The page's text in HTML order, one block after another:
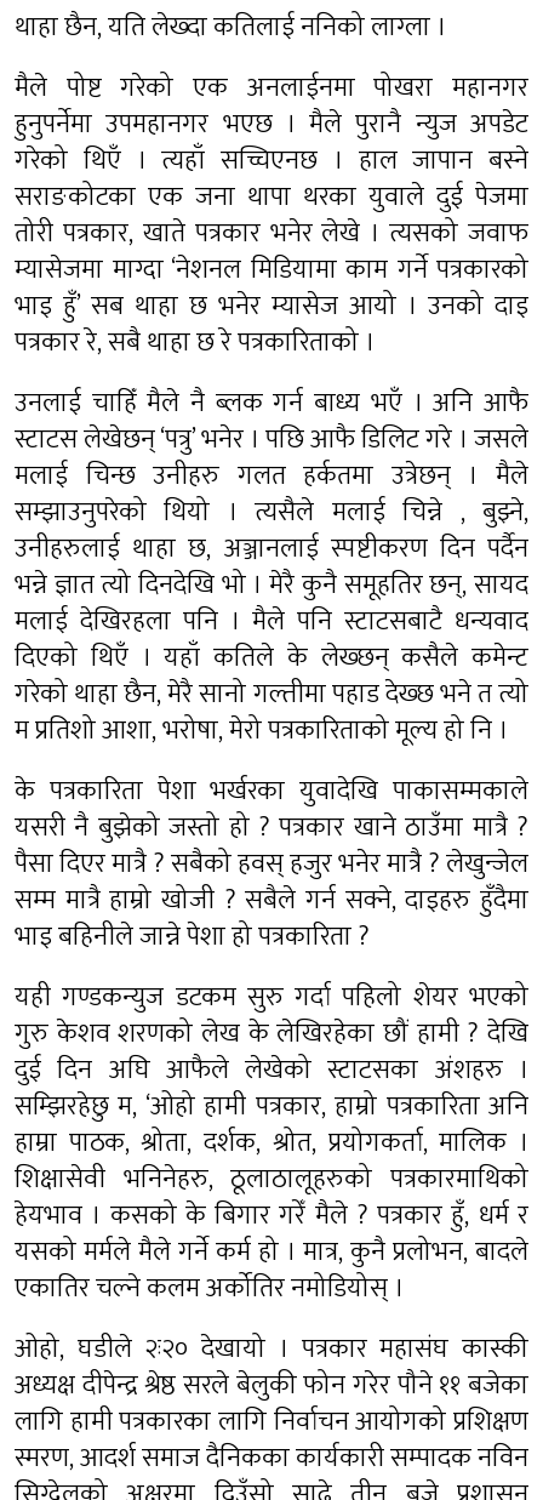
थाहा छैन, यति लेख्दा कतिलाई ननिको लाग्ला ।
मैले पोष्ट गरेको एक अनलाईनमा पोखरा महानगर
हुनुपर्नेमा उपमहानगर भएछ । मैले पुरानै न्युज अपडेट
गरेको थिएँ । त्यहाँ सच्चिएनछ । हाल जापान बस्ने
सराङकोटका एक जना थापा थरका युवाले दुई पेजमा
तोरी पत्रकार, खाते पत्रकार भनेर लेखे । त्यसको जवाफ
म्यासेजमा माग्दा ‘नेशनल मिडियामा काम गर्ने पत्रकारको
भाइ हुँ’ सब थाहा छ भनेर म्यासेज आयो । उनको दाइ
पत्रकार रे, सबै थाहा छ रे पत्रकारिताको ।
उनलाई चाहिँ मैले नै ब्लक गर्न बाध्य भएँ । अनि आफै
स्टाटस लेखेछन् ‘पत्रु’ भनेर । पछि आफै डिलिट गरे । जसले
मलाई चिन्छ उनीहरु गलत हर्कतमा उत्रेछन् । मैले
सम्झाउनुपरेको थियो । त्यसैले मलाई चिन्ने , बुझ्ने,
उनीहरुलाई थाहा छ, अञ्जानलाई स्पष्टीकरण दिन पर्दैन
भन्ने ज्ञात त्यो दिनदेखि भो । मेरै कुनै समूहतिर छन्, सायद
मलाई देखिरहला पनि । मैले पनि स्टाटसबाटै धन्यवाद
दिएको थिएँ । यहाँ कतिले के लेख्छन् कसैले कमेन्ट
गरेको थाहा छैन, मेरै सानो गल्तीमा पहाड देख्छ भने त त्यो
म प्रतिशो आशा, भरोषा, मेरो पत्रकारिताको मूल्य हो नि ।
के पत्रकारिता पेशा भर्खरका युवादेखि पाकासम्मकाले
यसरी नै बुझेको जस्तो हो ? पत्रकार खाने ठाउँमा मात्रै ?
पैसा दिएर मात्रै ? सबैको हवस् हजुर भनेर मात्रै ? लेखुन्जेल
सम्म मात्रै हाम्रो खोजी ? सबैले गर्न सक्ने, दाइहरु हुँदैमा
भाइ बहिनीले जान्ने पेशा हो पत्रकारिता ?
यही गण्डकन्युज डटकम सुरु गर्दा पहिलो शेयर भएको
गुरु केशव शरणको लेख के लेखिरहेका छौं हामी ? देखि
दुई दिन अघि आफैले लेखेको स्टाटसका अंशहरु ।
सम्झिरहेछु म, ‘ओहो हामी पत्रकार, हाम्रो पत्रकारिता अनि
हाम्रा पाठक, श्रोता, दर्शक, श्रोत, प्रयोगकर्ता, मालिक ।
शिक्षासेवी भनिनेहरु, ठूलाठालूहरुको पत्रकारमाथिको
हेयभाव । कसको के बिगार गरेँ मैले ? पत्रकार हुँ, धर्म र
यसको मर्मले मैले गर्ने कर्म हो । मात्र, कुनै प्रलोभन, बादले
एकातिर चल्ने कलम अर्कोतिर नमोडियोस् ।
ओहो, घडीले २ः२० देखायो । पत्रकार महासंघ कास्की
अध्यक्ष दीपेन्द्र श्रेष्ठ सरले बेलुकी फोन गरेर पौने ११ बजेका
लागि हामी पत्रकारका लागि निर्वाचन आयोगको प्रशिक्षण
स्मरण, आदर्श समाज दैनिकका कार्यकारी सम्पादक नविन